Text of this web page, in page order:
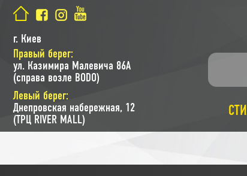
г. Киев
Правый берег:
ул. Казимира Малевича 86A
(справа возле BODO)
Левый берег:
Днепровская набережная, 12
(ТРЦ RIVER MALL)